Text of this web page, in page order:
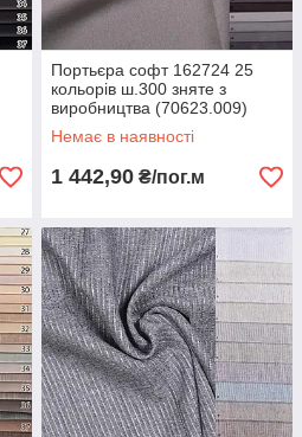
Портьєра софт 162724 25
кольорів ш.300 зняте з
виробництва (70623.009)
Немає в наявності
1 442,90 ₴/пог.м